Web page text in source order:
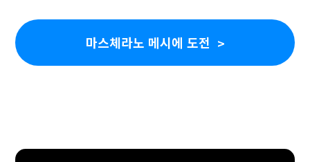
마스체라노 메시에 도전